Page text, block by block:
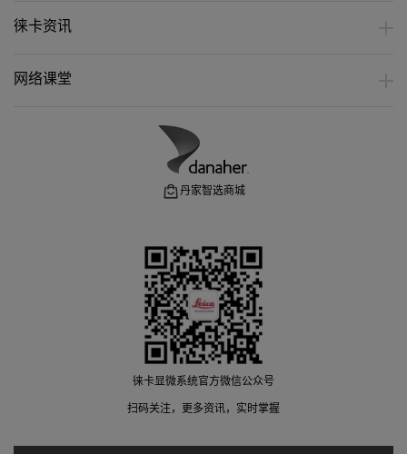
徕卡资讯
网络课堂
丹家智选商城
徕卡显微系统官方微信公众号
扫码关注，更多资讯，实时掌握